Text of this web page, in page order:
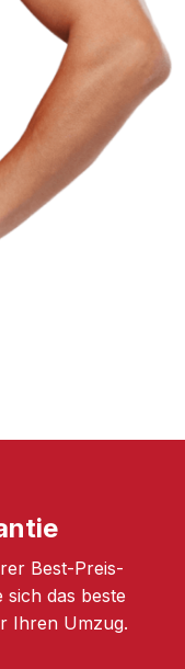
Best-Preis-
sich das beste
Ihren Umzug.